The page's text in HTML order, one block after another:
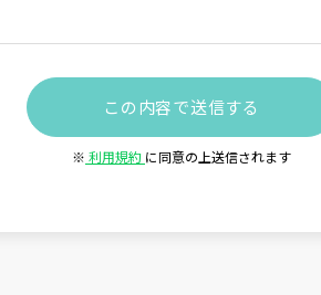
※ 利用規約 に同意の上送信されます